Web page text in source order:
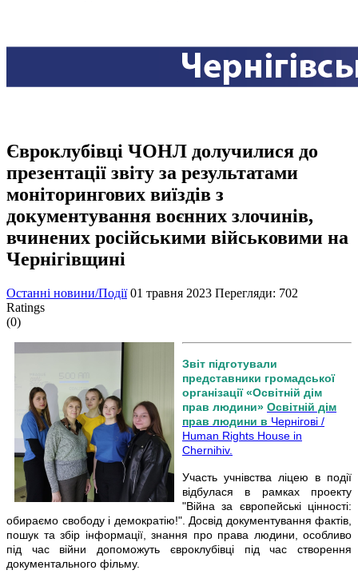
Євроклубівці ЧОНЛ долучилися до
презентації звіту за результатами
моніторингових виїздів з
документування воєнних злочинів,
вчинених російськими військовими на
Чернігівщині
Останні новини/Події 01 травня 2023 Перегляди: 702
Ratings
(0)
Звіт підготували
представники громадської
організації «Освітній дім
прав людини» Освітній дім
прав людини в Чернігові /
Human Rights House in
Chernihiv.
Участь учнівства ліцею в події
відбулася в рамках проекту
"Війна за європейські цінності:
обираємо свободу і демократію!". Досвід документування фактів,
пошук та збір інформації, знання про права людини, особливо
під час війни допоможуть євроклубівці під час створення
документального фільму.